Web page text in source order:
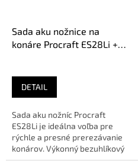
Sada aku nožnice na
konáre Procraft ES28Li +
DETAIL
Sada aku nožníc Procraft
ES28Li je ideálna voľba pre
rýchle a presné prerezávanie
konárov. Výkonný bezuhlíkový
motor a kvalitné čepele...